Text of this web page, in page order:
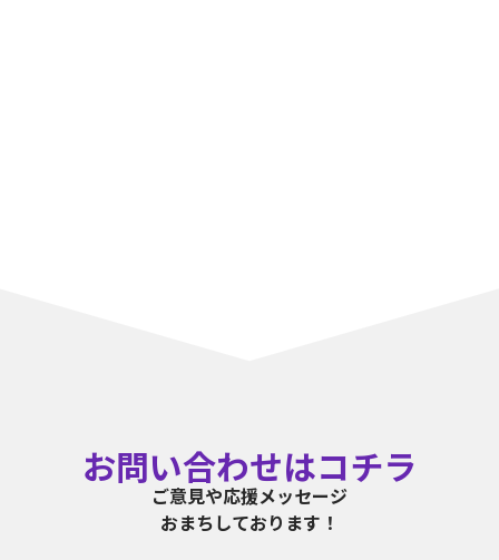
お問い合わせはコチラ
ご意見や応援メッセージ
おまちしております！